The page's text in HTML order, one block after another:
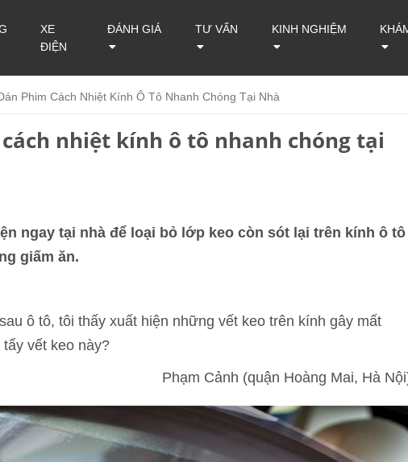
XE
ĐIỆN
ĐÁNH GIÁ TƯ VẤN KINH NGHIỆM
Phim Cách Nhiệt Kính Ô Tô Nhanh Chóng Tại Nhà
nhiệt kính ô tô nhanh chóng tại
ngay tại nhà để loại bỏ lớp keo còn sót lại trên kính ô tô
giấm ăn.
ô tô, tôi thấy xuất hiện những vết keo trên kính gây mất
vết keo này?
Phạm Cảnh (quận Hoàng Mai, Hà